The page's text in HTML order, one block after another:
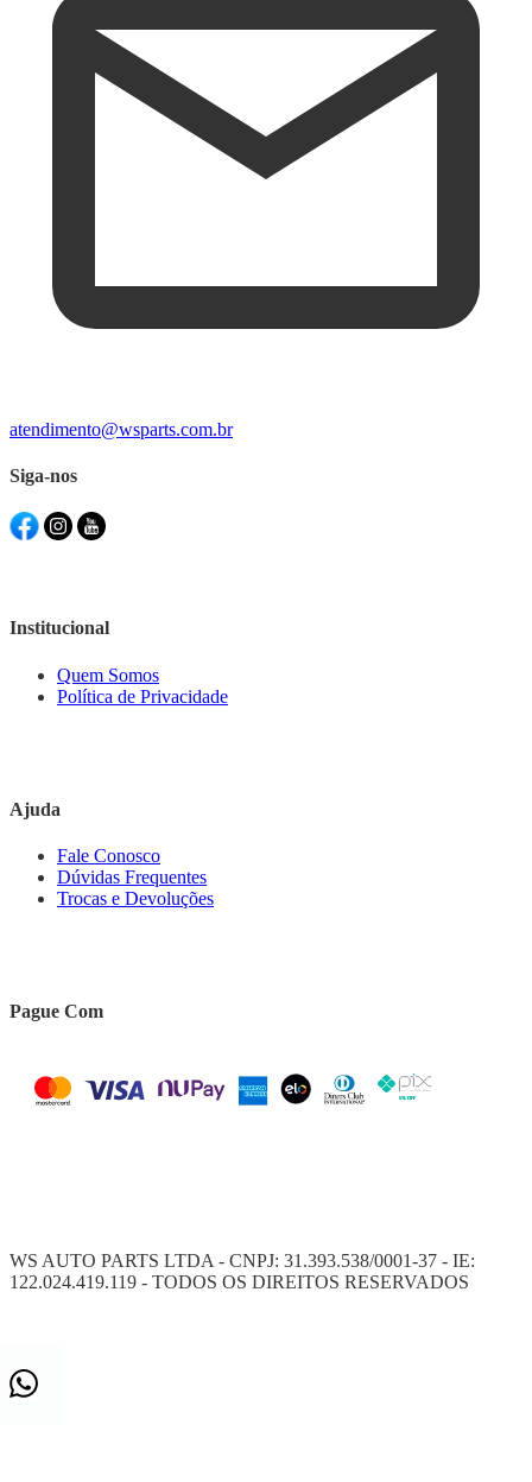
atendimento@wsparts.com.br
Siga-nos
Institucional
Quem Somos
Política de Privacidade
Ajuda
Fale Conosco
Dúvidas Frequentes
Trocas e Devoluções
Pague Com
WS AUTO PARTS LTDA - CNPJ: 31.393.538/0001-37 - IE:
122.024.419.119 - TODOS OS DIREITOS RESERVADOS